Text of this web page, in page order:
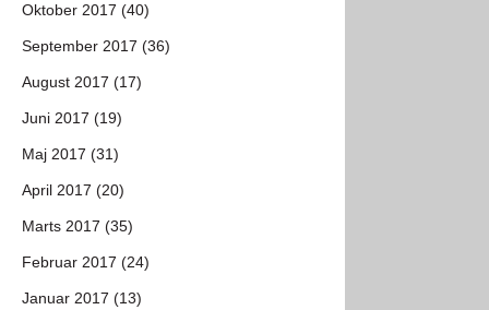
Oktober 2017 (40)
September 2017 (36)
August 2017 (17)
Juni 2017 (19)
Maj 2017 (31)
April 2017 (20)
Marts 2017 (35)
Februar 2017 (24)
Januar 2017 (13)